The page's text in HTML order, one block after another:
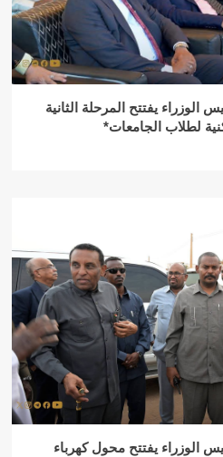
الوزراء يفتتح المرحلة الثانية
لطلاب الجامعات*
الوزراء يفتتح محول كهرباء